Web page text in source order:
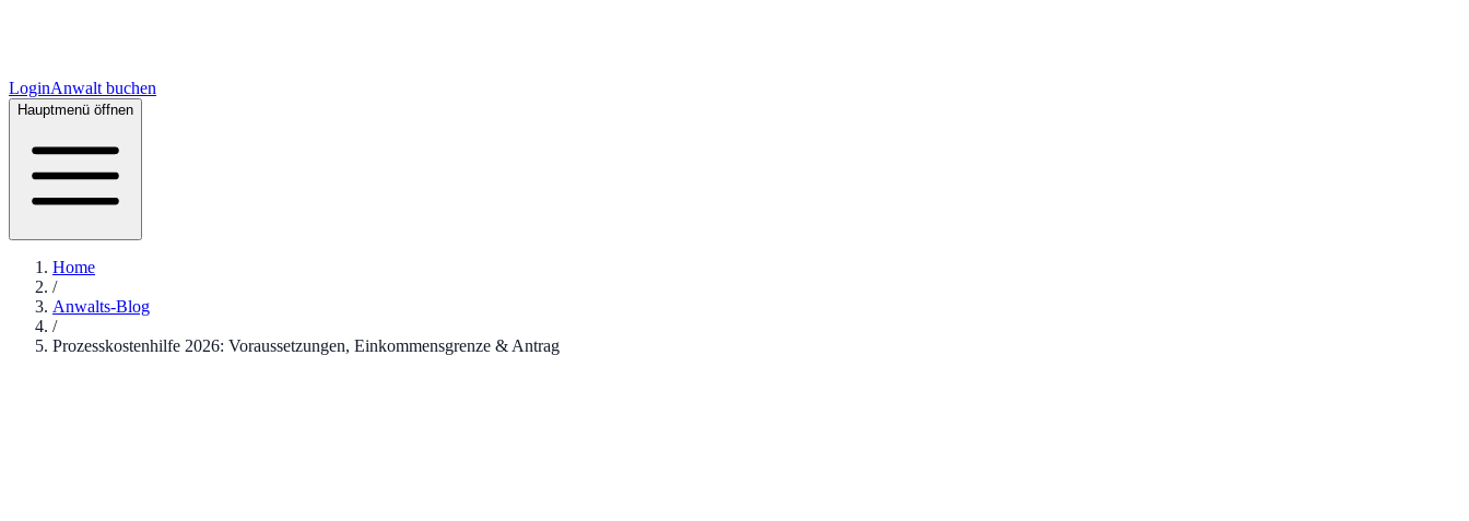
LoginAnwalt buchen
Hauptmenü öffnen
Home
/
Anwalts-Blog
/
Prozesskostenhilfe 2026: Voraussetzungen, Einkommensgrenze & Antrag